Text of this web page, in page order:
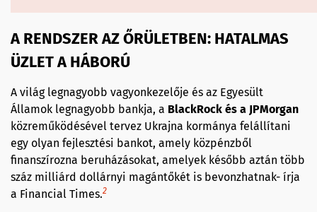
A RENDSZER AZ ŐRÜLETBEN: HATALMAS
ÜZLET A HÁBORÚ
A világ legnagyobb vagyonkezelője és az Egyesült
Államok legnagyobb bankja, a BlackRock és a JPMorgan
közreműködésével tervez Ukrajna kormánya felállítani
egy olyan fejlesztési bankot, amely közpénzből
finanszírozna beruházásokat, amelyek később aztán több
száz milliárd dollárnyi magántőkét is bevonzhatnak- írja
a Financial Times.2